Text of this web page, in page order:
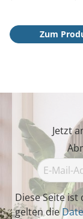
Zum
Jetzt
Diese Seite ist
gelten die